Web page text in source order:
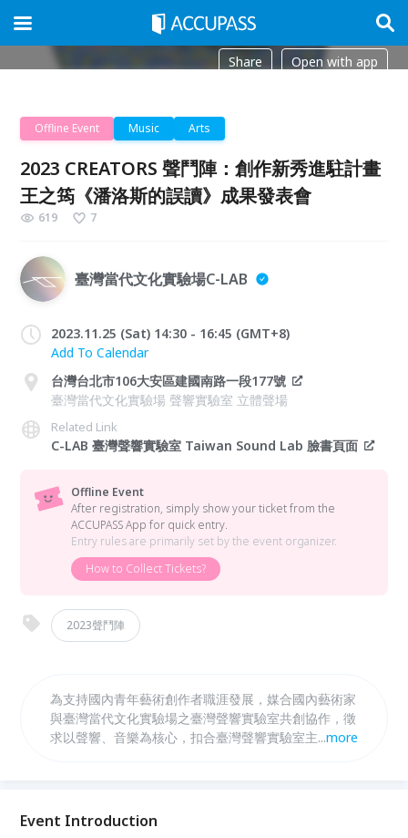
Share Open with app
Offline Event Music Arts
2023 CREATORS 聲鬥陣：創作新秀進駐計畫
王之筠《潘洛斯的誤讀》成果發表會
619 7
臺灣當代文化實驗場C-LAB
2023.11.25 (Sat) 14:30 - 16:45 (GMT+8)
Add To Calendar
台灣台北市106大安區建國南路一段177號
臺灣當代文化實驗場 聲響實驗室 立體聲場
Related Link
C-LAB 臺灣聲響實驗室 Taiwan Sound Lab 臉書頁面
Offline Event
After registration, simply show your ticket from the
ACCUPASS App for quick entry.
Entry rules are primarily set by the event organizer.
How to Collect Tickets?
2023聲鬥陣
為支持國內青年藝術創作者職涯發展，媒合國內藝術家
與臺灣當代文化實驗場之臺灣聲響實驗室共創協作，徵
求以聲響、音樂為核心，扣合臺灣聲響實驗室主要發展
...more
Event Introduction